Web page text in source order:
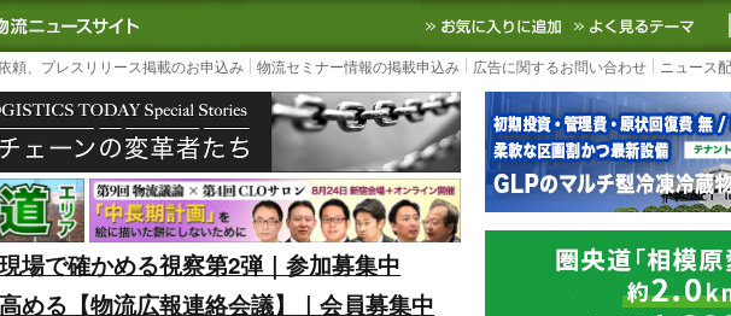
TODAY｜国内最大の物流ニュースサイト3PL, SCMなど国内外の最新の物流ニュースをお届け
お気に入りに追加
頼、プレスリリース掲載のお申込み 物流セミナー情報の掲載申込み 広告に関するお問い合わせ ニュース
場で確かめる視察第2弾｜参加募集中
める【物流広報連絡会議】｜会員募集中